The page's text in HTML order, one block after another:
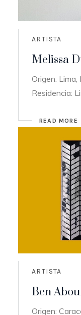
ARTISTA
Melissa
Origen: Lima,
Residencia:
READ MORE
ARTISTA
Ben
Origen: